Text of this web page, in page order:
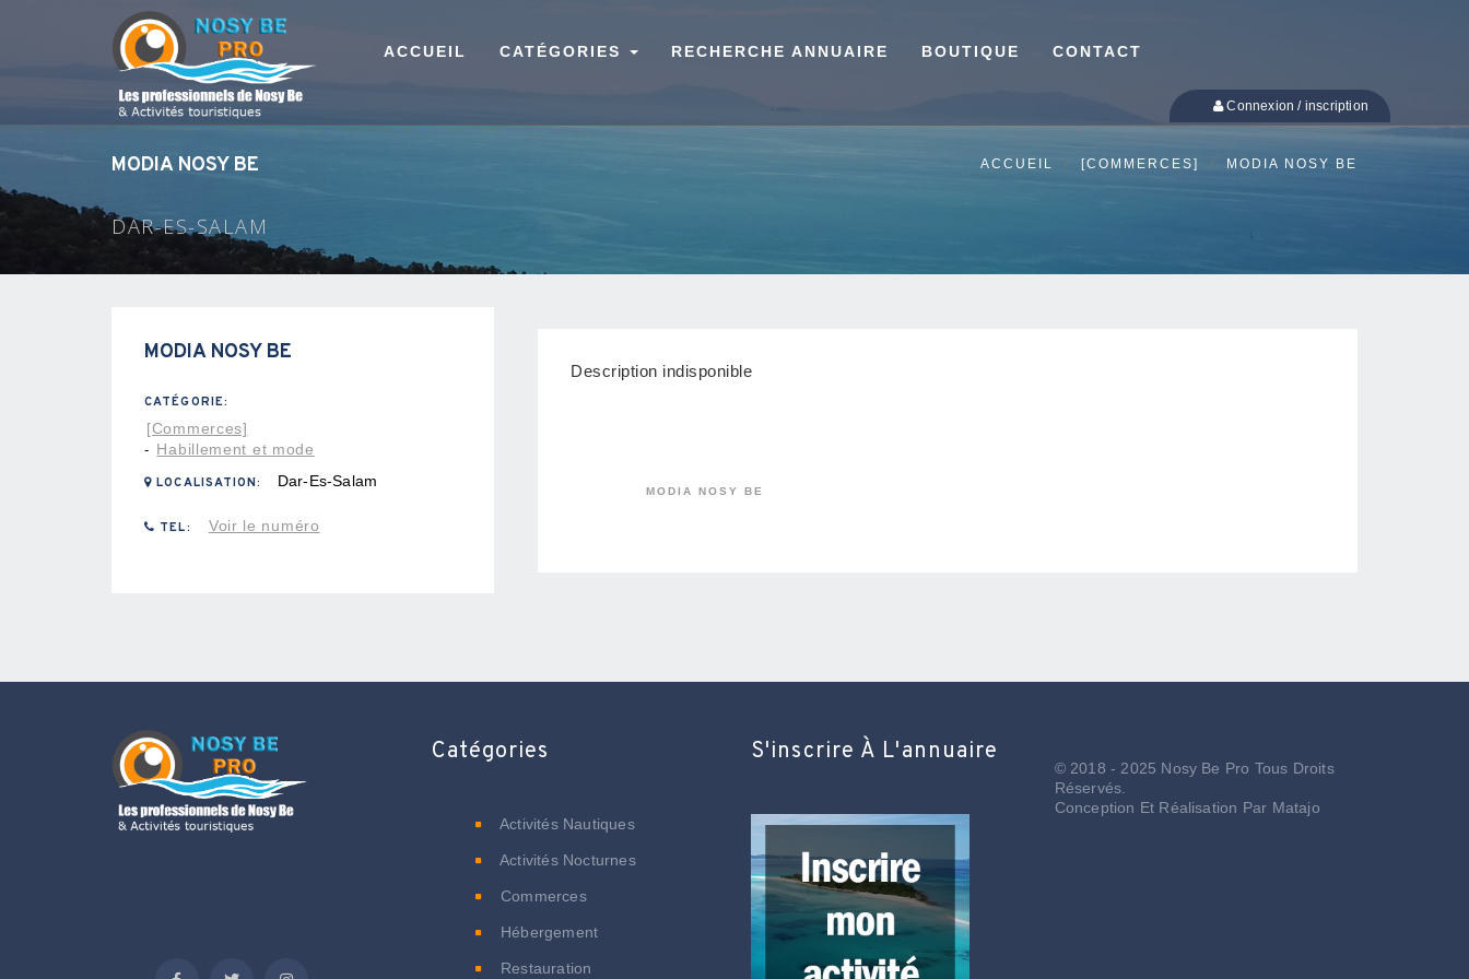
ACCUEIL CATÉGORIES RECHERCHE ANNUAIRE BOUTIQUE CONTACT
Connexion / inscription
MODIA NOSY BE
DAR-ES-SALAM
ACCUEIL [COMMERCES] MODIA NOSY BE
MODIA NOSY BE
CATÉGORIE:
[Commerces]
- Habillement et mode
LOCALISATION: Dar-Es-Salam
TEL: Voir le numéro
Description indisponible
MODIA NOSY BE
Catégories
Activités Nautiques
Activités Nocturnes
Commerces
Hébergement
Restauration
S'inscrire À L'annuaire
© 2018 - 2025 Nosy Be Pro Tous Droits
Réservés.
Conception Et Réalisation Par Matajo